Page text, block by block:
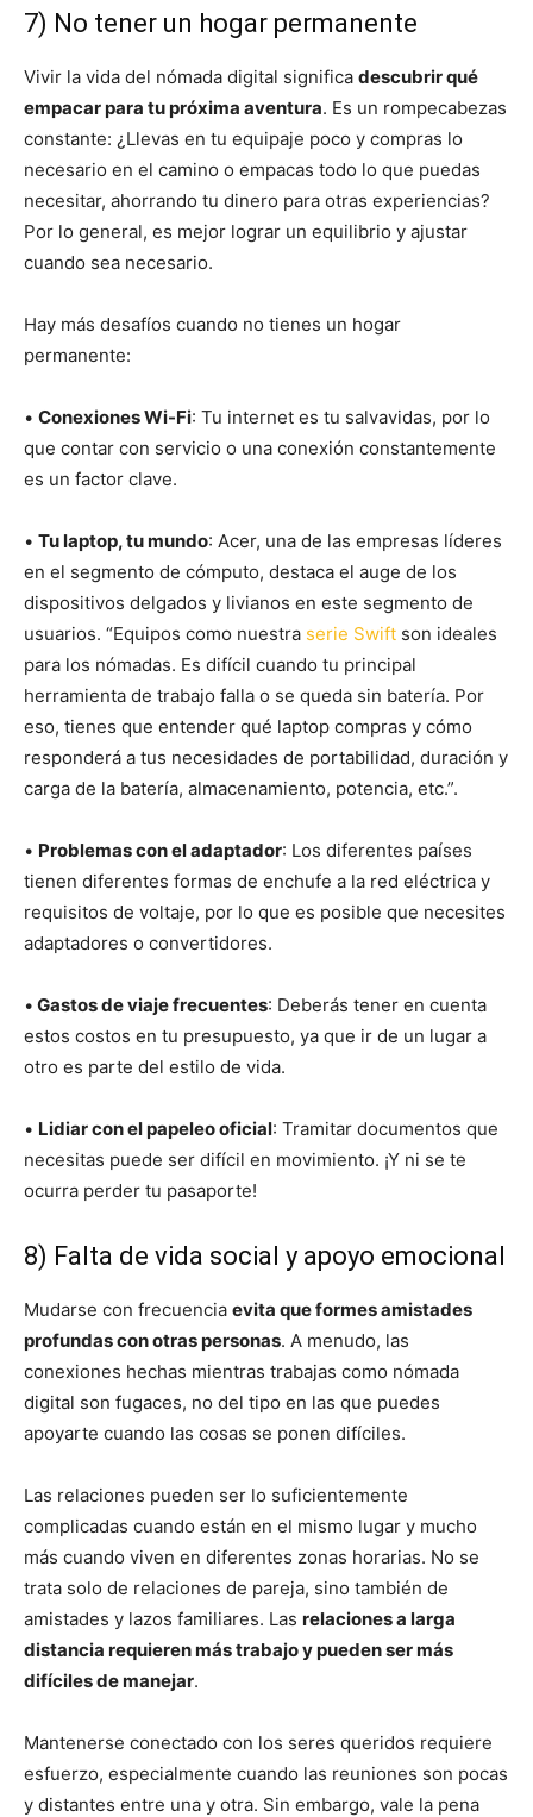
7) No tener un hogar permanente
Vivir la vida del nómada digital significa descubrir qué
empacar para tu próxima aventura. Es un rompecabezas
constante: ¿Llevas en tu equipaje poco y compras lo
necesario en el camino o empacas todo lo que puedas
necesitar, ahorrando tu dinero para otras experiencias?
Por lo general, es mejor lograr un equilibrio y ajustar
cuando sea necesario.
Hay más desafíos cuando no tienes un hogar
permanente:
• Conexiones Wi-Fi: Tu internet es tu salvavidas, por lo
que contar con servicio o una conexión constantemente
es un factor clave.
• Tu laptop, tu mundo: Acer, una de las empresas líderes
en el segmento de cómputo, destaca el auge de los
dispositivos delgados y livianos en este segmento de
usuarios. “Equipos como nuestra serie Swift son ideales
para los nómadas. Es difícil cuando tu principal
herramienta de trabajo falla o se queda sin batería. Por
eso, tienes que entender qué laptop compras y cómo
responderá a tus necesidades de portabilidad, duración y
carga de la batería, almacenamiento, potencia, etc.”.
• Problemas con el adaptador: Los diferentes países
tienen diferentes formas de enchufe a la red eléctrica y
requisitos de voltaje, por lo que es posible que necesites
adaptadores o convertidores.
• Gastos de viaje frecuentes: Deberás tener en cuenta
estos costos en tu presupuesto, ya que ir de un lugar a
otro es parte del estilo de vida.
• Lidiar con el papeleo oficial: Tramitar documentos que
necesitas puede ser difícil en movimiento. ¡Y ni se te
ocurra perder tu pasaporte!
8) Falta de vida social y apoyo emocional
Mudarse con frecuencia evita que formes amistades
profundas con otras personas. A menudo, las
conexiones hechas mientras trabajas como nómada
digital son fugaces, no del tipo en las que puedes
apoyarte cuando las cosas se ponen difíciles.
Las relaciones pueden ser lo suficientemente
complicadas cuando están en el mismo lugar y mucho
más cuando viven en diferentes zonas horarias. No se
trata solo de relaciones de pareja, sino también de
amistades y lazos familiares. Las relaciones a larga
distancia requieren más trabajo y pueden ser más
difíciles de manejar.
Mantenerse conectado con los seres queridos requiere
esfuerzo, especialmente cuando las reuniones son pocas
y distantes entre una y otra. Sin embargo, vale la pena